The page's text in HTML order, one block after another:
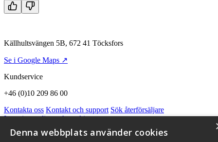
Källhultsvängen 5B, 672 41 Töcksfors
Se i Google Maps ↗
Kundservice
+46 (0)10 209 86 00
Kontakta oss Kontakt och support Sök återförsäljare
Integritetspolicy och cookies
Aktuellt Miljö och kvalitetssäkring Alarmkoder
Qnister Visselblåsningsfunktion
Denna webbplats använder cookies